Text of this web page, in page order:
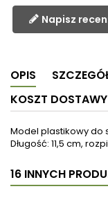
Napisz
OPIS
KOSZT DOSTAWY
Model plastikowy do
Długość: 11,5 cm,
16 INNYCH